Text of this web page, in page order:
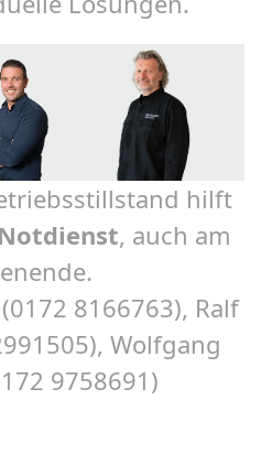
hilft
, auch am
8166763), Ralf
Wolfgang
9758691)